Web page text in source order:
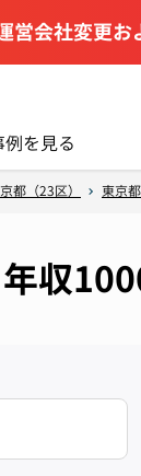
営会社変更
を見る
都（23区） 東京
収